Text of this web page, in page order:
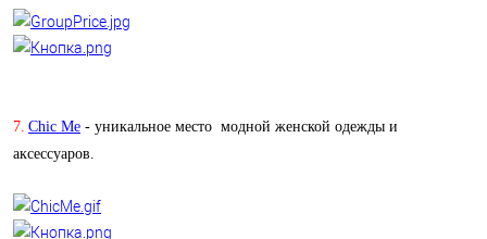
7. Chic Me - уникальное место модной женской одежды и
аксессуаров.